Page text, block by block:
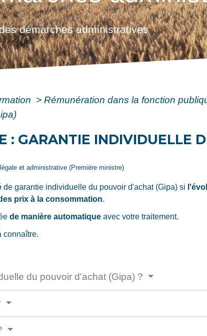
démarches administratives
> Rémunération dans la fonction
: GARANTIE INDIVIDUELLE
et administrative (Première ministre)
de garantie individuelle du pouvoir d'achat (Gipa) si
prix à la consommation.
de manière automatique avec votre traitement.
connaître.
du pouvoir d'achat (Gipa) ?